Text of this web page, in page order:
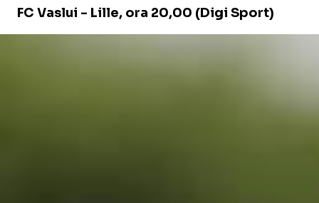
FC Vaslui - Lille, ora 20,00 (Digi Sport)